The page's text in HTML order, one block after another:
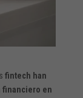
fintech han
financiero en